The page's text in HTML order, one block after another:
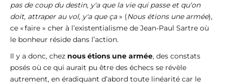
pas de coup du destin, y'a que la vie qui passe et qu'on
doit, attraper au vol, y'a que ça» (Nous étions une armée),
ce « faire » cher à l’existentialisme de Jean-Paul Sartre où
le bonheur réside dans l’action.
Il y a donc, chez nous étions une armée, des constats
posés où ce qui aurait pu être des échecs se révèle
autrement, en éradiquant d’abord toute linéarité car le